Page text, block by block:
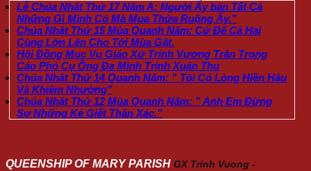
Lễ Chúa Nhật Thứ 17 Năm A: Người Ấy bán Tất Cả
Những Gì Mình Có Mà Mua Thửa Ruộng Ấy.”
Chúa Nhật Thứ 15 Mùa Quanh Năm: Cứ Để Cả Hai
Cùng Lớn Lên Cho Tới Mùa Gặt.
Hội Đồng Mục Vụ Giáo Xứ Trinh Vương Trân Trọng
Cáo Phó Cụ Ông Đa Minh Trịnh Xuân Thu
Chúa Nhật Thứ 14 Quanh Năm: ” Tôi Có Lòng Hiền Hậu
Và Khiêm Nhường”
Chúa Nhật Thứ 12 Mùa Quanh Năm: ” Anh Em Đừng
Sợ Những Kẻ Giết Thân Xác.”
QUEENSHIP OF MARY PARISH GX Trinh Vuong -